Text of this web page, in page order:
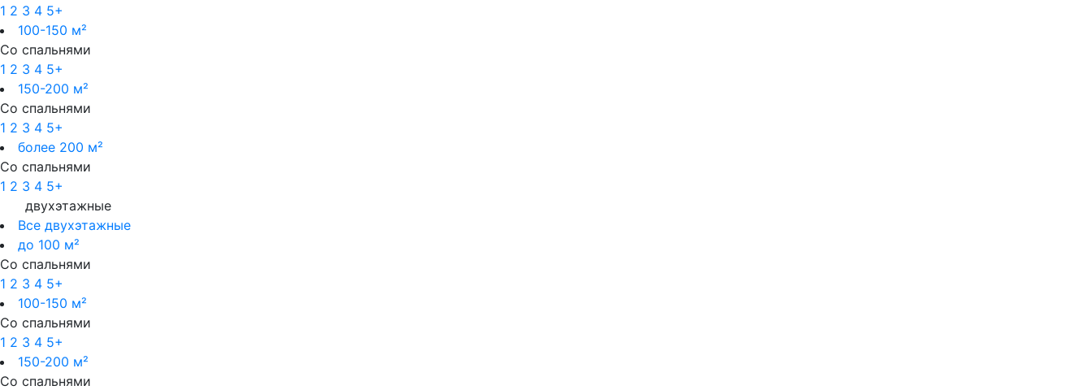
1 2 3 4 5+
100-150 м²
Со спальнями
1 2 3 4 5+
150-200 м²
Со спальнями
1 2 3 4 5+
более 200 м²
Со спальнями
1 2 3 4 5+
двухэтажные
Все двухэтажные
до 100 м²
Со спальнями
1 2 3 4 5+
100-150 м²
Со спальнями
1 2 3 4 5+
150-200 м²
Со спальнями